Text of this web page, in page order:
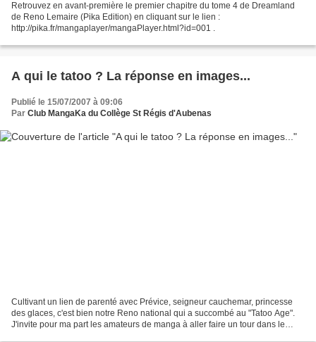
Retrouvez en avant-première le premier chapitre du tome 4 de Dreamland
de Reno Lemaire (Pika Edition) en cliquant sur le lien :
http://pika.fr/mangaplayer/mangaPlayer.html?id=001 .
A qui le tatoo ? La réponse en images...
Publié le 15/07/2007 à 09:06
Par Club MangaKa du Collège St Régis d'Aubenas
Cultivant un lien de parenté avec Prévice, seigneur cauchemar, princesse
des glaces, c'est bien notre Reno national qui a succombé au "Tatoo Age".
J'invite pour ma part les amateurs de manga à aller faire un tour dans le